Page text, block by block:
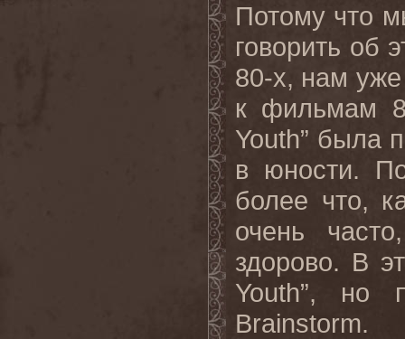
Потому что
говорить об
80-х, нам
к фильмам
Youth” была
в юности.
более что,
очень
здорово. В
Youth”, но
Brainstorm.